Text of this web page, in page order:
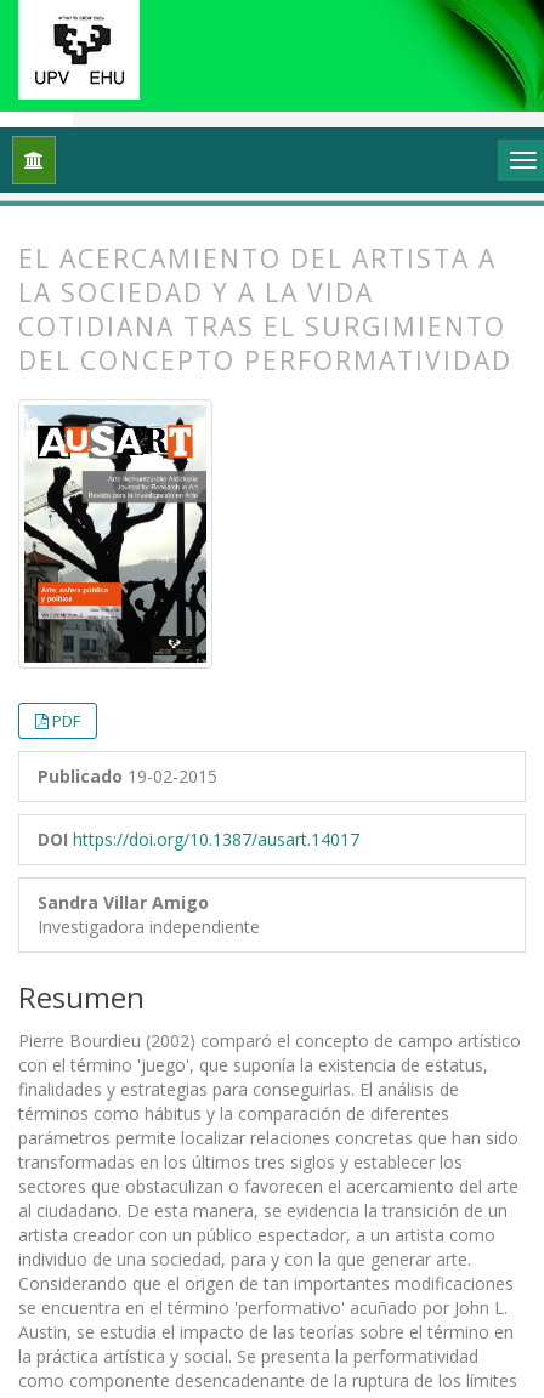
Inicio Vol. 2 Núm. 2 (2014): Arte, esfera pública y
EL ACERCAMIENTO DEL ARTISTA A
LA SOCIEDAD Y A LA VIDA
COTIDIANA TRAS EL SURGIMIENTO
DEL CONCEPTO PERFORMATIVIDAD
PDF
Publicado 19-02-2015
DOI https://doi.org/10.1387/ausart.14017
Sandra Villar Amigo
Investigadora independiente
Resumen
Pierre Bourdieu (2002) comparó el concepto de campo artístico
con el término 'juego', que suponía la existencia de estatus,
finalidades y estrategias para conseguirlas. El análisis de
términos como hábitus y la comparación de diferentes
parámetros permite localizar relaciones concretas que han sido
transformadas en los últimos tres siglos y establecer los
sectores que obstaculizan o favorecen el acercamiento del arte
al ciudadano. De esta manera, se evidencia la transición de un
artista creador con un público espectador, a un artista como
individuo de una sociedad, para y con la que generar arte.
Considerando que el origen de tan importantes modificaciones
se encuentra en el término 'performativo' acuñado por John L.
Austin, se estudia el impacto de las teorías sobre el término en
la práctica artística y social. Se presenta la performatividad
como componente desencadenante de la ruptura de los límites